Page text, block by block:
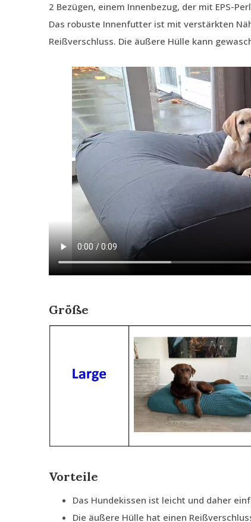
2 Bezügen, einem Innenbezug, der mit EPS-
Das robuste Innenfutter ist mit verstärkten
Reißverschluss. Die äußere Hülle kann
Größe
Vorteile
Das Hundekissen ist leicht und daher
Die äußere Hülle hat einen